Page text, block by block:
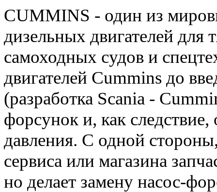
CUMMINS - один из
дизельных двигателей для
самоходных судов и
двигателей Cummins до
(разработка Scania -
форсунок и, как следствие,
давления. С одной
сервиса или магазина
но делает замену насос-